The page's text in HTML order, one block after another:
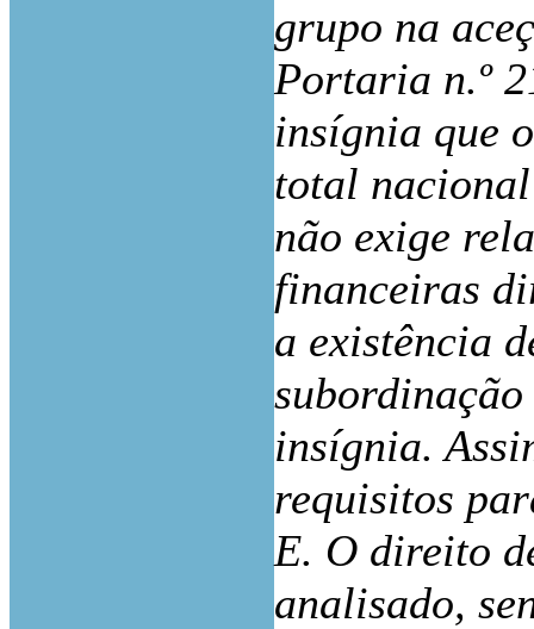
grupo na
Portaria n.º
insígnia que
total
não exige
financeiras
a existência
insígnia.
requisitos
E. O direito
analisado,